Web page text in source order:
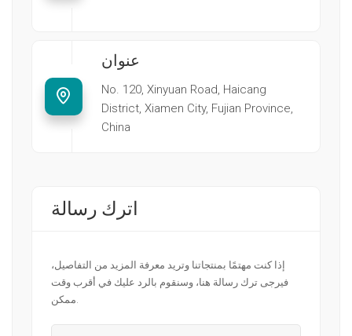
عنوان
No. 120, Xinyuan Road, Haicang
District, Xiamen City, Fujian Province,
China
اترك رسالة
إذا كنت مهتمًا بمنتجاتنا وتريد معرفة المزيد من التفاصيل،
فيرجى ترك رسالة هنا، وسنقوم بالرد عليك في أقرب وقت